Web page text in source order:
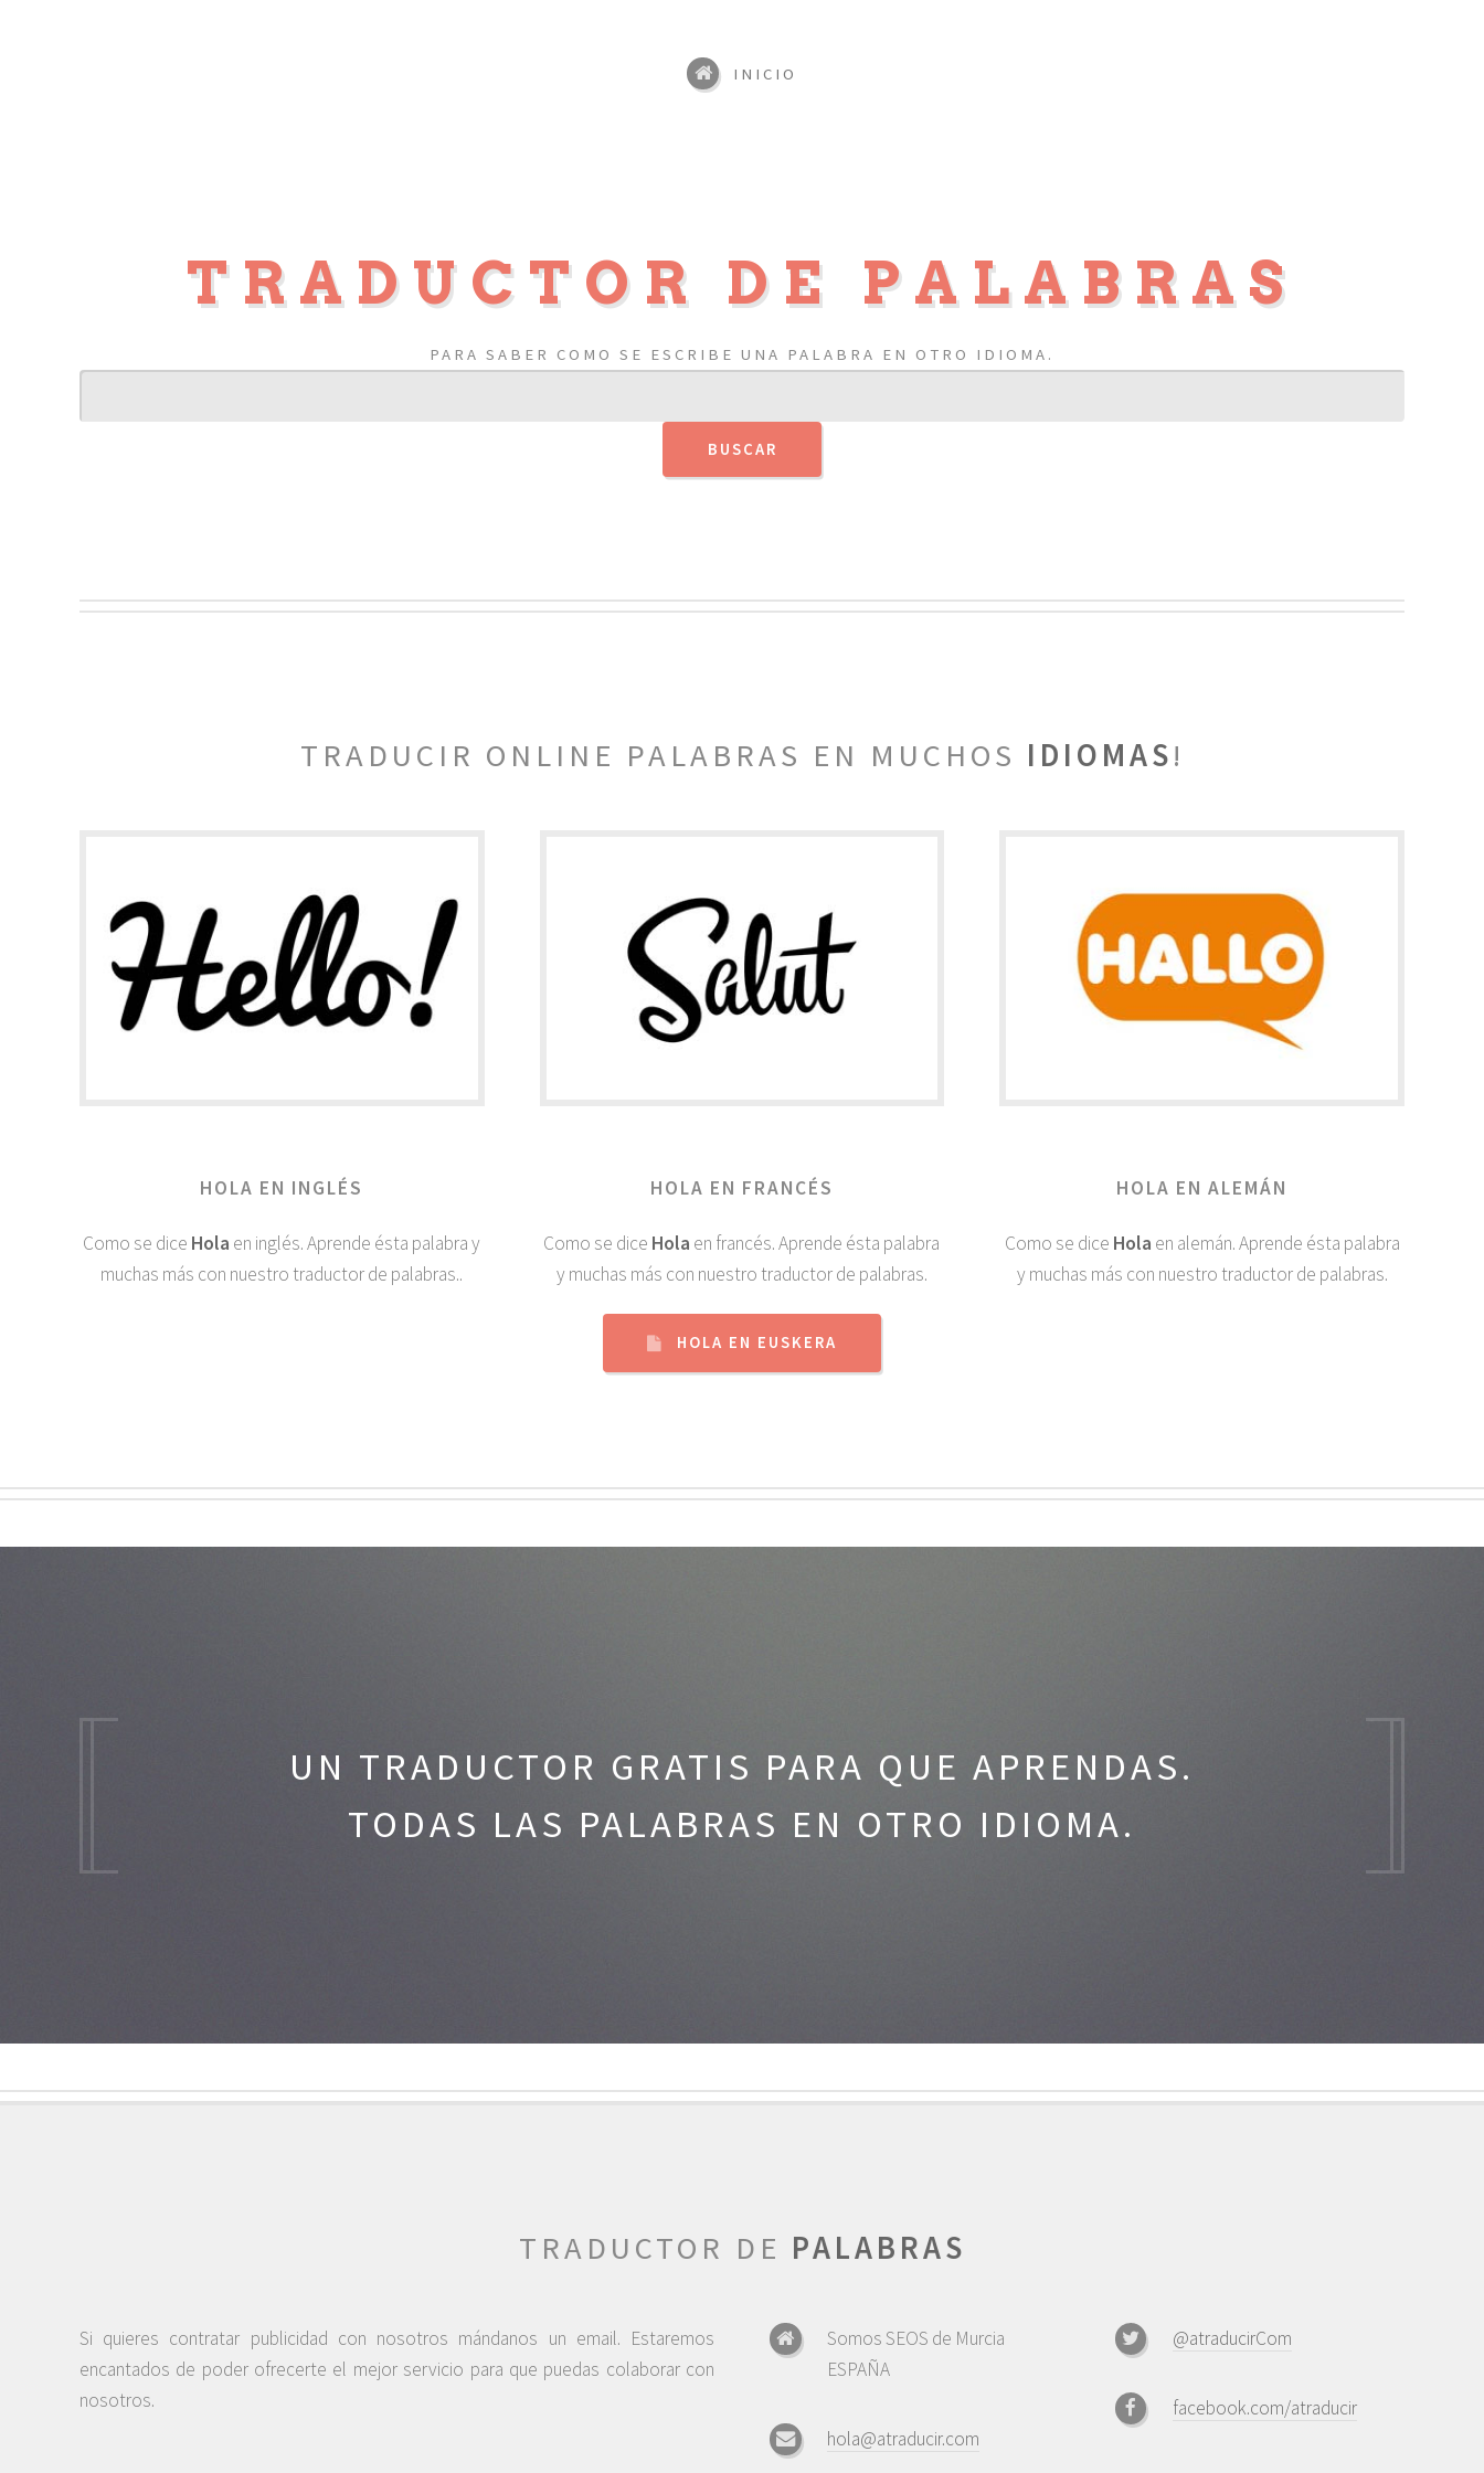
TRADUCTOR DE PALABRAS
PARA SABER COMO SE ESCRIBE UNA PALABRA EN OTRO IDIOMA.
INICIO
TRADUCIR ONLINE PALABRAS EN MUCHOS IDIOMAS!
HOLA EN INGLÉS
Como se dice Hola en inglés. Aprende ésta palabra y
muchas más con nuestro traductor de palabras..
HOLA EN FRANCÉS
Como se dice Hola en francés. Aprende ésta palabra
y muchas más con nuestro traductor de palabras.
HOLA EN ALEMÁN
Como se dice Hola en alemán. Aprende ésta palabra
y muchas más con nuestro traductor de palabras.
HOLA EN EUSKERA
UN TRADUCTOR GRATIS PARA QUE APRENDAS.
TODAS LAS PALABRAS EN OTRO IDIOMA.
TRADUCTOR DE PALABRAS
Si quieres contratar publicidad con nosotros mándanos un email. Estaremos
encantados de poder ofrecerte el mejor servicio para que puedas colaborar con
nosotros.
Somos SEOS de Murcia
ESPAÑA
hola@atraducir.com
@atraducirCom
facebook.com/atraducir